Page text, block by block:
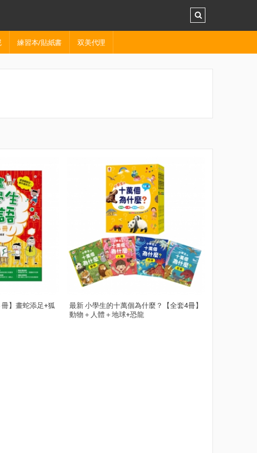
練習本/貼紙書 双美代理
】畫蛇添足+狐
最新 小學生的十萬個為什麼？【全套4冊】
動物＋人體＋地球+恐龍